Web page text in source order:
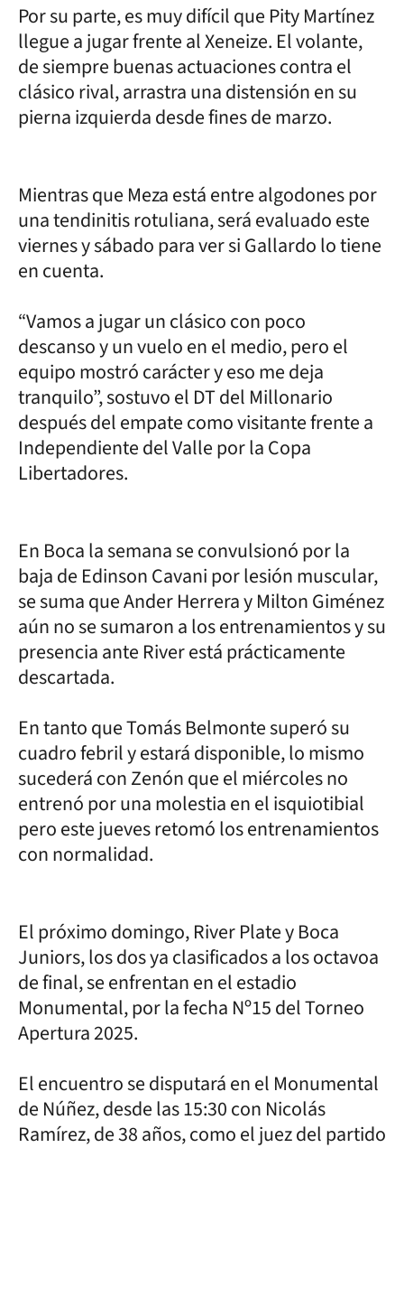
Por su parte, es muy difícil que Pity Martínez
llegue a jugar frente al Xeneize. El volante,
de siempre buenas actuaciones contra el
clásico rival, arrastra una distensión en su
pierna izquierda desde fines de marzo.
Mientras que Meza está entre algodones por
una tendinitis rotuliana, será evaluado este
viernes y sábado para ver si Gallardo lo tiene
en cuenta.
“Vamos a jugar un clásico con poco
descanso y un vuelo en el medio, pero el
equipo mostró carácter y eso me deja
tranquilo”, sostuvo el DT del Millonario
después del empate como visitante frente a
Independiente del Valle por la Copa
Libertadores.
En Boca la semana se convulsionó por la
baja de Edinson Cavani por lesión muscular,
se suma que Ander Herrera y Milton Giménez
aún no se sumaron a los entrenamientos y su
presencia ante River está prácticamente
descartada.
En tanto que Tomás Belmonte superó su
cuadro febril y estará disponible, lo mismo
sucederá con Zenón que el miércoles no
entrenó por una molestia en el isquiotibial
pero este jueves retomó los entrenamientos
con normalidad.
El próximo domingo, River Plate y Boca
Juniors, los dos ya clasificados a los octavoa
de final, se enfrentan en el estadio
Monumental, por la fecha Nº15 del Torneo
Apertura 2025.
El encuentro se disputará en el Monumental
de Núñez, desde las 15:30 con Nicolás
Ramírez, de 38 años, como el juez del partido